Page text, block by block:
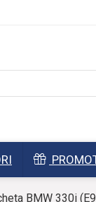
BMW 330i